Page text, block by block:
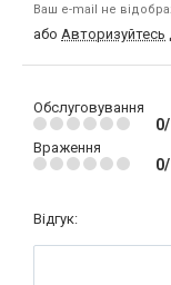
Ваш e-mail не
або Авторизуйтесь
Обслуговування
Враження
Відгук: